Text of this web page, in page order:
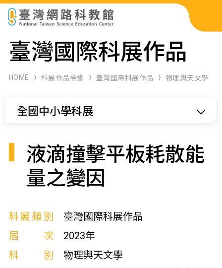
科展作品檢索
科學研習月刊
臺灣國際科展作品
HOME 科展作品檢索 臺灣國際科展作品 物理與天文學
全國中小學科展
液滴撞擊平板耗散能
量之變因
科展類別
臺灣國際科展作品
屆次
2023年
科別
物理與天文學